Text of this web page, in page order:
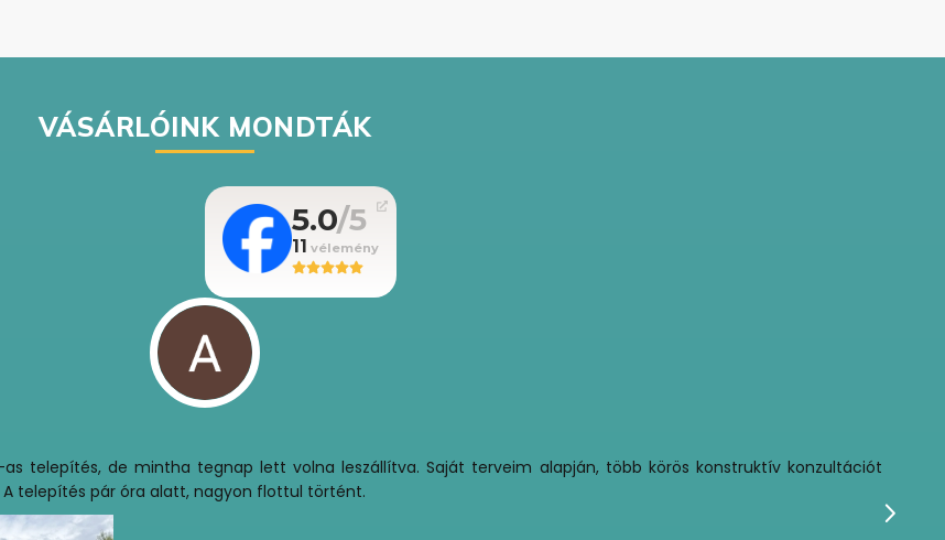
VÁSÁRLÓINK MONDTÁK
5.0
11
as telepítés, de mintha tegnap lett volna leszállítva. Saját terveim alapján, több körös konstruktív konzultációt
telepítés pár óra alatt, nagyon flottul történt.